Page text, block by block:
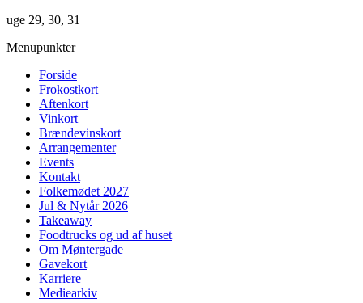
uge 29, 30, 31
Menupunkter
Forside
Frokostkort
Aftenkort
Vinkort
Brændevinskort
Arrangementer
Events
Kontakt
Folkemødet 2027
Jul & Nytår 2026
Takeaway
Foodtrucks og ud af huset
Om Møntergade
Gavekort
Karriere
Mediearkiv